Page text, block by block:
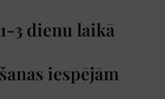
3 dienu laikā
iespējām